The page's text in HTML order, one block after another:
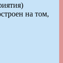
на том,